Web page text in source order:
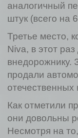
аналогичный
штук (всего на
Третье место,
Niva, в этот
внедорожнику.
продали
отечественных
Как отметили
они довольны
Несмотря на